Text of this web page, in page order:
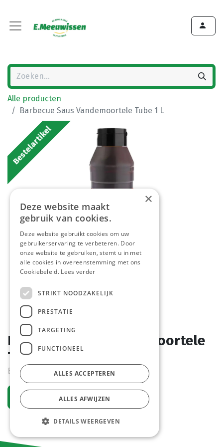
Alle producten
Barbecue Saus Vandemoortele Tube 1 L
Bestelartikel
Barbecue Saus Vandemoortele
Tube 1 L
Bestelartikel
Vraag een account aan
×
Deze website maakt
gebruik van cookies.
Deze website gebruikt cookies om uw
gebruikerservaring te verbeteren. Door
onze website te gebruiken, stemt u in met
alle cookies in overeenstemming met ons
Cookiebeleid. Lees verder
STRIKT NOODZAKELIJK
PRESTATIE
TARGETING
FUNCTIONEEL
ALLES ACCEPTEREN
ALLES AFWIJZEN
DETAILS WEERGEVEN